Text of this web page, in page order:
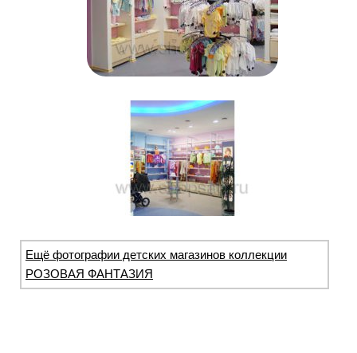
Ещё фотографии детских магазинов коллекции
РОЗОВАЯ ФАНТАЗИЯ